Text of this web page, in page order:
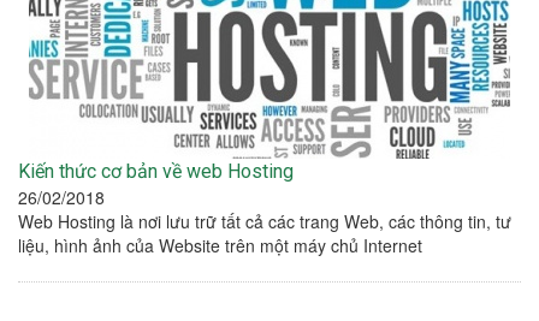
Kiến thức cơ bản về web Hosting
26/02/2018
Web Hosting là nơi lưu trữ tất cả các trang Web, các thông tin, tư
liệu, hình ảnh của Website trên một máy chủ Internet